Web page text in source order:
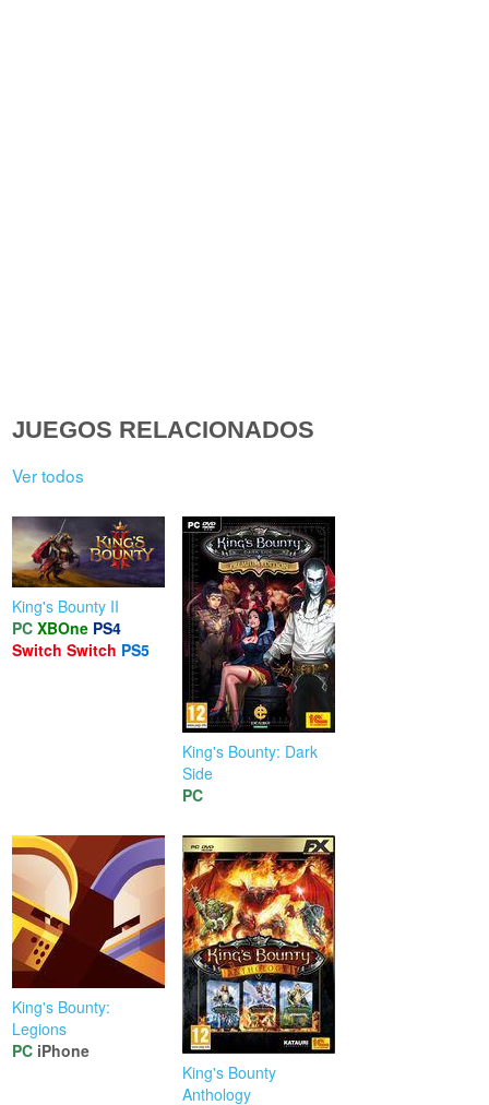
JUEGOS RELACIONADOS
Ver todos
King's Bounty II
PC XBOne PS4
Switch Switch PS5
King's Bounty: Dark
Side
PC
King's Bounty:
Legions
PC iPhone
King's Bounty
Anthology